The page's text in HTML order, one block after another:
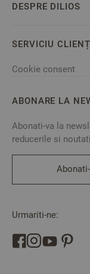
DESPRE DILIOS
SERVICIU
Cookie consent
ABONARE LA
Abonati-va la
reducerile si
Urmariti-ne: